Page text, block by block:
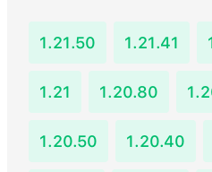
1.21.50 1.21.41
1.21 1.20.80
1.20.50 1.20.40